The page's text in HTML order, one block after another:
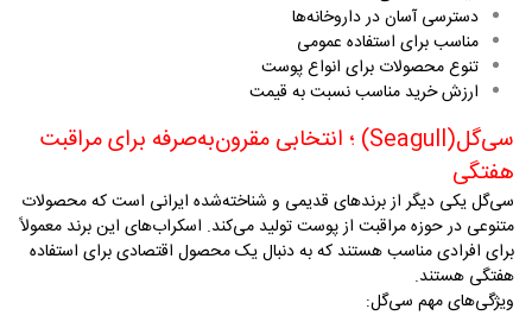
دسترسی آسان در داروخانه‌ها
مناسب برای استفاده عمومی
تنوع محصولات برای انواع پوست
ارزش خرید مناسب نسبت به قیمت
سی‌گل(Seagull) ؛ انتخابی مقرون‌به‌صرفه برای مراقبت
هفتگی
سی‌گل یکی دیگر از برندهای قدیمی و شناخته‌شده ایرانی است که محصولات
متنوعی در حوزه مراقبت از پوست تولید می‌کند. اسکراب‌های این برند معمولاً
برای افرادی مناسب هستند که به دنبال یک محصول اقتصادی برای استفاده
هفتگی هستند.
ویژگی‌های مهم سی‌گل: